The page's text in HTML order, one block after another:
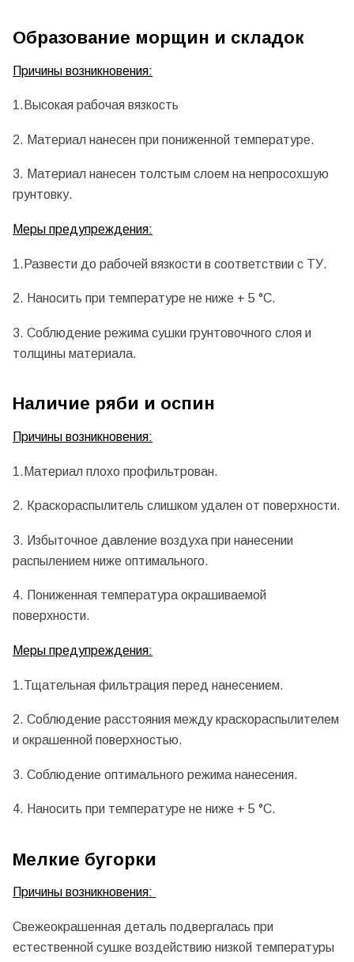
Образование морщин и складок
Причины возникновения:
1.Высокая рабочая вязкость
2. Материал нанесен при пониженной температуре.
3. Материал нанесен толстым слоем на непросохшую
грунтовку.
Меры предупреждения:
1.Развести до рабочей вязкости в соответствии с ТУ.
2. Наносить при температуре не ниже + 5 °С.
3. Соблюдение режима сушки грунтовочного слоя и
толщины материала.
Наличие ряби и оспин
Причины возникновения:
1.Материал плохо профильтрован.
2. Краскораспылитель слишком удален от поверхности.
3. Избыточное давление воздуха при нанесении
распылением ниже оптимального.
4. Пониженная температура окрашиваемой
поверхности.
Меры предупреждения:
1.Тщательная фильтрация перед нанесением.
2. Соблюдение расстояния между краскораспылителем
и окрашенной поверхностью.
3. Соблюдение оптимального режима нанесения.
4. Наносить при температуре не ниже + 5 °С.
Мелкие бугорки
Причины возникновения:
Свежеокрашенная деталь подвергалась при
естественной сушке воздействию низкой температуры